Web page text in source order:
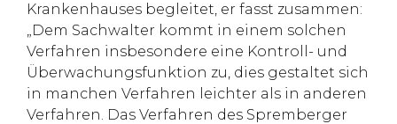
Krankenhauses begleitet, er fasst zusammen:
„Dem Sachwalter kommt in einem solchen
Verfahren insbesondere eine Kontroll- und
Überwachungsfunktion zu, dies gestaltet sich
in manchen Verfahren leichter als in anderen
Verfahren. Das Verfahren des Spremberger